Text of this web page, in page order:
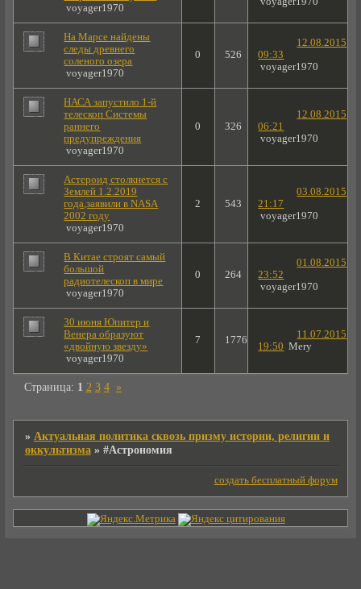
voyager1970
На Марсе найдены
следы древнего
соленого озера
voyager1970
0 526
12.08.2015
09:33
voyager1970
НАСА запустило 1-й
телескоп Системы
раннего
предупреждения
voyager1970
0 326
12.08.2015
06:21
voyager1970
Астероид столкнется с
Землей 1.2.2019
года,заявили в NASA
2002 году
voyager1970
2 543
03.08.2015
21:17
voyager1970
В Китае строят самый
большой
радиотелескоп в мире
voyager1970
0 264
01.08.2015
23:52
voyager1970
30 июня Юпитер и
Венера образуют
«двойную звезду»
voyager1970
7 1776
11.07.2015
19:50 Mery
Страница: 1 2 3 4 »
» Актуальная политика сквозь призму истории, религии и
оккультизма » #Астрономия
создать бесплатный форум